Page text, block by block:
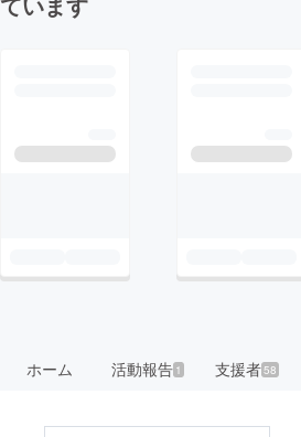
ホーム 活動報告1 支援者58